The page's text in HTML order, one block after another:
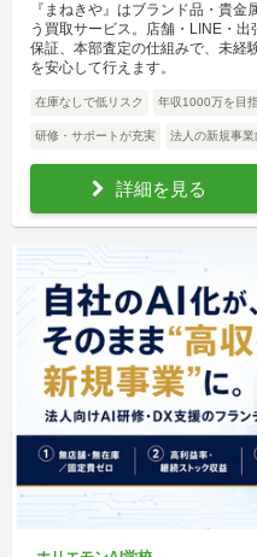
『まねきや』はブランド品・貴
う買取サービス。店舗・LINE・
保証、本部査定の仕組みで、未経
を安心して行えます。
在庫なしで低リスク 年収1000万を目
研修・サポートが充実 法人の新規事業
詳細を見る